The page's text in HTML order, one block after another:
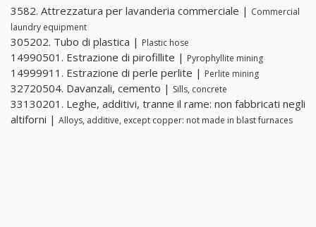
3582. Attrezzatura per lavanderia commerciale | Commercial
laundry equipment
305202. Tubo di plastica | Plastic hose
14990501. Estrazione di pirofillite | Pyrophyllite mining
14999911. Estrazione di perle perlite | Perlite mining
32720504. Davanzali, cemento | Sills, concrete
33130201. Leghe, additivi, tranne il rame: non fabbricati negli
altiforni | Alloys, additive, except copper: not made in blast furnaces